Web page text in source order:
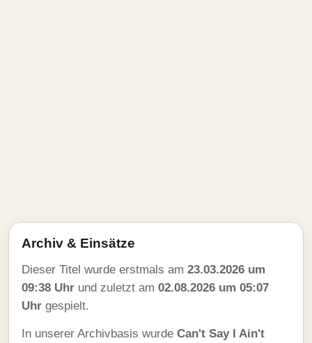
Archiv & Einsätze
Dieser Titel wurde erstmals am 23.03.2026 um
09:38 Uhr und zuletzt am 02.08.2026 um 05:07
Uhr gespielt.
In unserer Archivbasis wurde Can't Say I Ain't